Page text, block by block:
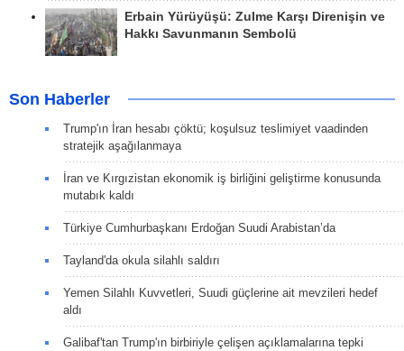
Erbain Yürüyüşü: Zulme Karşı Direnişin ve
Hakkı Savunmanın Sembolü
Son Haberler
Trump'ın İran hesabı çöktü; koşulsuz teslimiyet vaadinden
stratejik aşağılanmaya
İran ve Kırgızistan ekonomik iş birliğini geliştirme konusunda
mutabık kaldı
Türkiye Cumhurbaşkanı Erdoğan Suudi Arabistan’da
Tayland'da okula silahlı saldırı
Yemen Silahlı Kuvvetleri, Suudi güçlerine ait mevzileri hedef
aldı
Galibaf'tan Trump'ın birbiriyle çelişen açıklamalarına tepki